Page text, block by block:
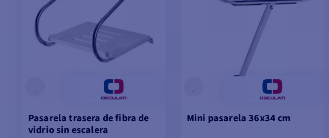
Pasarela trasera de fibra de
vidrio sin escalera
Mini pasarela 36x34 cm